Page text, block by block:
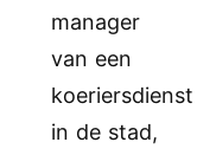
manager
van een
koeriersdienst
in de stad,